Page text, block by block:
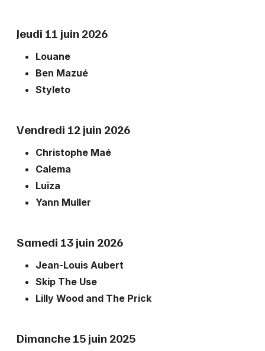
Jeudi 11 juin 2026
Louane
Ben Mazué
Styleto
Vendredi 12 juin 2026
Christophe Maé
Calema
Luiza
Yann Muller
Samedi 13 juin 2026
Jean-Louis Aubert
Skip The Use
Lilly Wood and The Prick
Dimanche 15 juin 2025